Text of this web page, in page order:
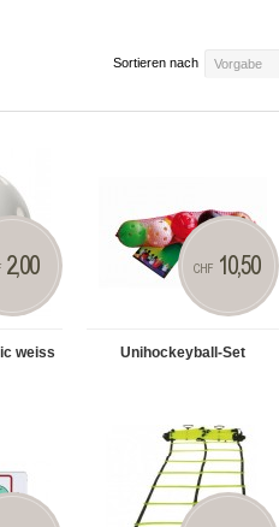
Sortieren nach Vorgabe
weiss
2,00
Unihockeyball-Set
CHF 10,50